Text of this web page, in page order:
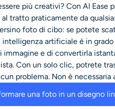
più creativi? Con AI Ease
al tratto praticamente da
foto di cibo: se potete
artificiale è in
immagine e di convertirla
Con un solo clic, potrete
problema. Non è necessaria
una foto in un disegno